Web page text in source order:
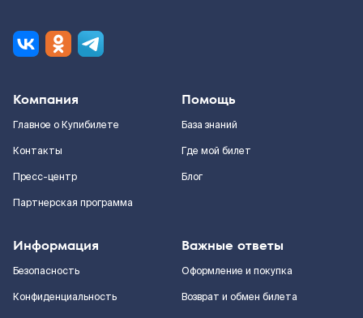
Компания
Главное о Купибилете
Контакты
Пресс-центр
Партнерская программа
Помощь
База знаний
Где мой билет
Блог
Информация
Безопасность
Конфиденциальность
Важные ответы
Оформление и покупка
Возврат и обмен билета